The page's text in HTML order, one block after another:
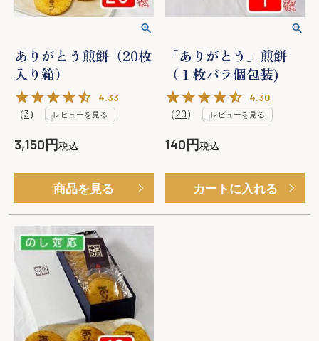
ありがとう煎餅（20枚
入り箱）
4.33
（3） レビューを見る
3,150 税込
商品を見る
「ありがとう」煎餅
（１枚バラ個包装)
4.30
（20） レビューを見る
140 税込
カートに入れる